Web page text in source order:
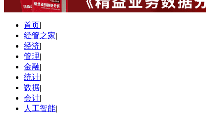
首页|
经管之家|
经济|
管理|
金融|
统计|
数据|
会计|
人工智能|